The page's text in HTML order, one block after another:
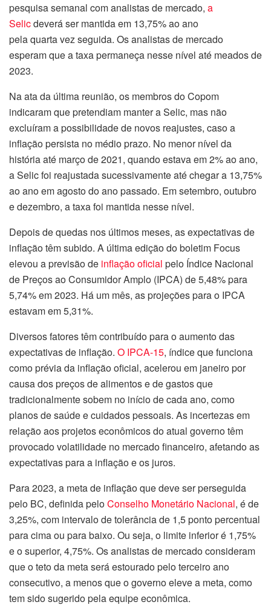
pesquisa semanal com analistas de mercado, a
Selicdeverá ser mantida em 13,75% ao ano
pelaquartavez seguida. Os analistas de mercado
esperam que a taxa permaneça nesse nível até meados de
2023.
Na ata da última reunião, os membros do Copom
indicaram que pretendiam manter a Selic, mas não
excluíram a possibilidade de novos reajustes, caso a
inflação persista no médio prazo. No menor nível da
história até março de 2021, quando estava em 2% ao ano,
a Selic foi reajustada sucessivamente até chegar a 13,75%
ao ano em agosto do ano passado. Em setembro, outubro
e dezembro, a taxa foi mantida nesse nível.
Depois de quedas nos últimos meses, as expectativas de
inflação têm subido. A última edição do boletim Focus
elevou a previsão de inflação oficial pelo Índice Nacional
de Preços ao Consumidor Amplo (IPCA) de 5,48% para
5,74% em 2023. Há um mês, as projeções para o IPCA
estavam em 5,31%.
Diversos fatores têm contribuído para o aumento das
expectativas de inflação. O IPCA-15, índice que funciona
como prévia da inflação oficial, acelerou em janeiro por
causa dos preços de alimentos e de gastos que
tradicionalmente sobem no início de cada ano, como
planos de saúde e cuidados pessoais. As incertezas em
relação aos projetos econômicos do atual governo têm
provocado volatilidade no mercado financeiro, afetando as
expectativas para a inflação e os juros.
Para 2023, a meta de inflação que deve ser perseguida
pelo BC, definida peloConselho Monetário Nacional, é de
3,25%, com intervalo de tolerância de 1,5 ponto percentual
para cima ou para baixo. Ou seja, o limite inferior é 1,75%
e o superior, 4,75%. Os analistas de mercado consideram
que o teto da meta será estourado pelo terceiro ano
consecutivo, a menos que o governo eleve a meta, como
tem sido sugerido pela equipe econômica.